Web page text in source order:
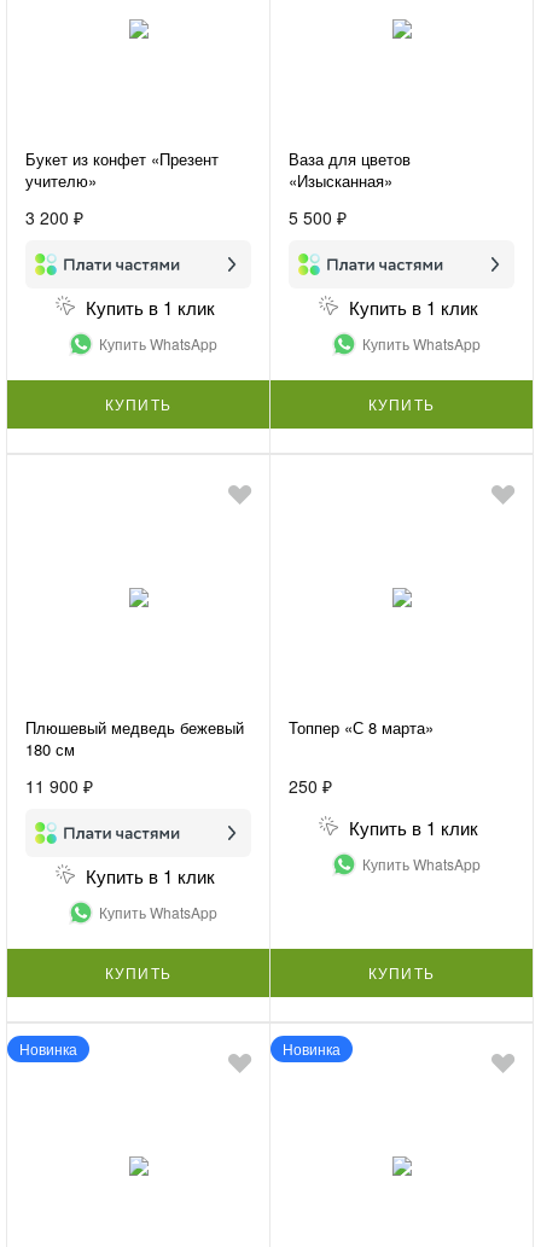
Букет из конфет «Презент
учителю»
3 200 ₽
Купить в 1 клик
Купить WhatsApp
КУПИТЬ
Ваза для цветов
«Изысканная»
5 500 ₽
Купить в 1 клик
Купить WhatsApp
КУПИТЬ
Плюшевый медведь бежевый
180 см
11 900 ₽
Купить в 1 клик
Купить WhatsApp
КУПИТЬ
Топпер «С 8 марта»
250 ₽
Купить в 1 клик
Купить WhatsApp
КУПИТЬ
Новинка Новинка